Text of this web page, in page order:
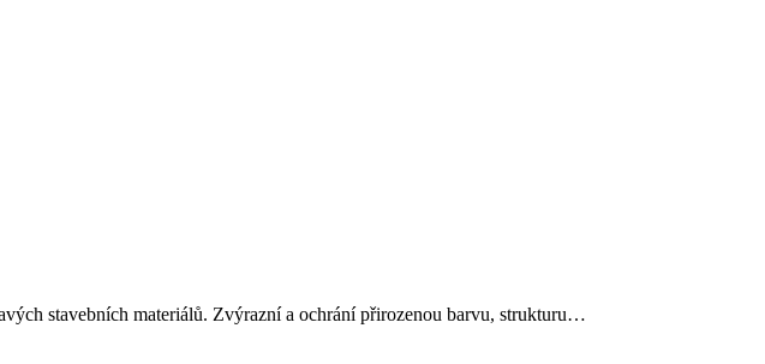
stavebních materiálů. Zvýrazní a ochrání přirozenou barvu, strukturu…